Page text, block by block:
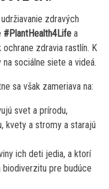
zdravých
#PlantHealth4Life a
zdravia rastlín. K
sociálne siete a videá.
sa však zameriava na:
svet a prírodu,
kvety a stromy a starajú
ich deti jedia, a ktorí
pre budúce